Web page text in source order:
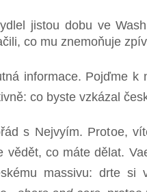
jistou dobu ve
co mu znemoňuje
informace. Pojďme k
co byste vzkázal
s Nejvyím. Protoe,
vědět, co máte dělat.
massivu: drte si